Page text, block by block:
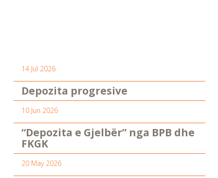
14 Jul 2026
Depozita progresive
10 Jun 2026
“Depozita e Gjelbër” nga BPB dhe
FKGK
20 May 2026